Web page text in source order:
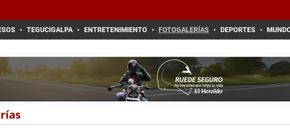
TEGUCIGALPA ENTRETENIMIENTO FOTOGALERÍAS DEPORTES